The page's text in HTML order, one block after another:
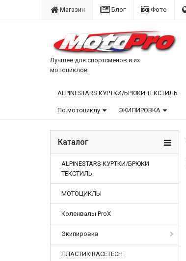
Магазин Блог Фото
Лучшее для спортсменов и их
мотоциклов
ALPINESTARS КУРТКИ/БРЮКИ ТЕКСТИЛЬ
По мотоциклу ЭКИПИРОВКА
Каталог
ALPINESTARS КУРТКИ/БРЮКИ
ТЕКСТИЛЬ
МОТОЦИКЛЫ
Коленвалы ProX
Экипировка
ПЛАСТИК RACETECH